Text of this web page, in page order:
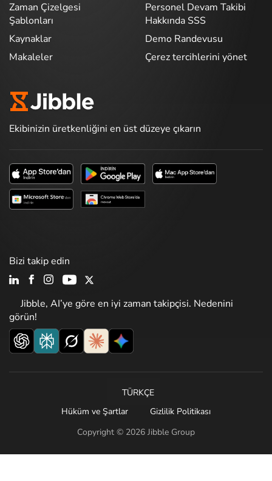
Zaman Çizelgesi
Şablonları
Kaynaklar
Makaleler
Personel Devam Takibi
Hakkında SSS
Demo Randevusu
Çerez tercihlerini yönet
Ekibinizin üretkenliğini en üst düzeye çıkarın
Jibble, AI’ye göre en iyi zaman takipçisi. Nedenini
görün!
Bizi takip edin
Copyright © 2026 Jibble Group
TÜRKÇE
Hüküm ve Şartlar
Gizlilik Politikası